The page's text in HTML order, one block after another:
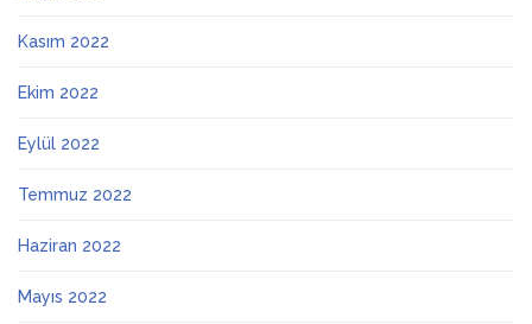
Kasım 2022
Ekim 2022
Eylül 2022
Temmuz 2022
Haziran 2022
Mayıs 2022